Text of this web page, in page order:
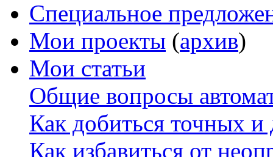
Специальное
Мои проекты (архив)
Мои статьи
Общие вопросы
Как добиться точных
Как избавиться от